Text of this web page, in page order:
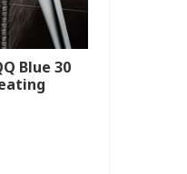
Blue 30